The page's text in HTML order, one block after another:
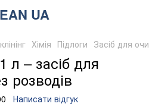
UA
Хімія Підлоги Засіб для
л – засіб для
розводів
Написати відгук